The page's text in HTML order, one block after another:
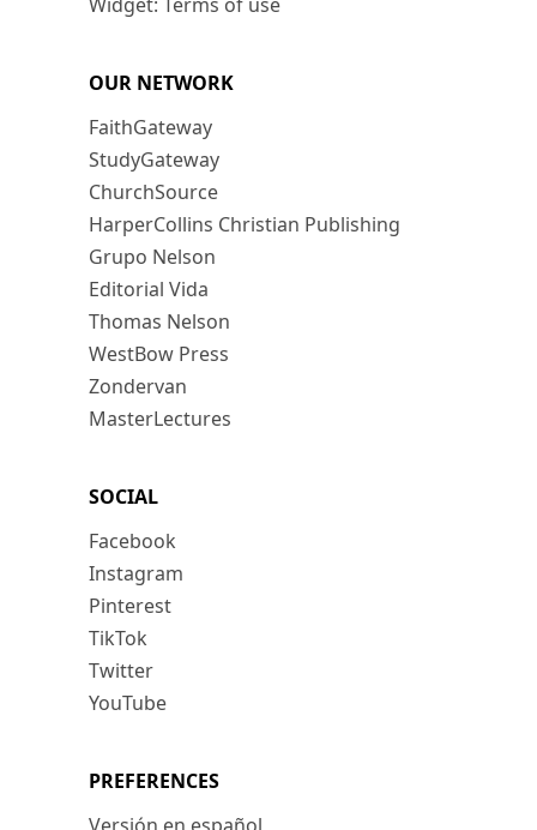
OUR NETWORK
FaithGateway
StudyGateway
ChurchSource
HarperCollins Christian Publishing
Grupo Nelson
Editorial Vida
Thomas Nelson
WestBow Press
Zondervan
MasterLectures
SOCIAL
Facebook
Instagram
Pinterest
TikTok
Twitter
YouTube
PREFERENCES